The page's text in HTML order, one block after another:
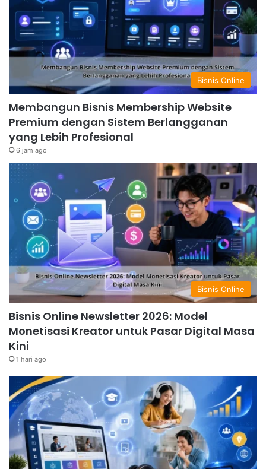
Bisnis Online
Membangun Bisnis Membership Website
Premium dengan Sistem Berlangganan
yang Lebih Profesional
6 jam ago
Bisnis Online
Bisnis Online Newsletter 2026: Model
Monetisasi Kreator untuk Pasar Digital Masa
Kini
1 hari ago